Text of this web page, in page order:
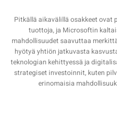
Pitkällä aikavälillä osakkeet
tuottoja, ja Microsoftin
mahdollisuudet saavuttaa
hyötyä yhtiön jatkuvasta
teknologian kehittyessä ja
strategiset investoinnit, kuten
erinomaisia